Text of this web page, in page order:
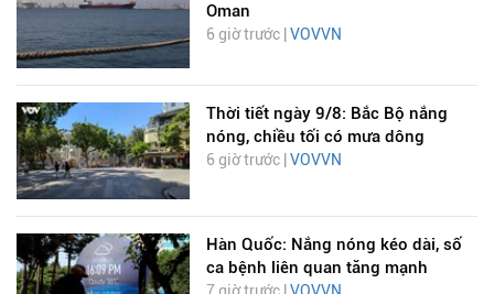
Oman
6 giờ trước | VOVVN
Thời tiết ngày 9/8: Bắc Bộ nắng
nóng, chiều tối có mưa dông
6 giờ trước | VOVVN
Hàn Quốc: Nắng nóng kéo dài, số
ca bệnh liên quan tăng mạnh